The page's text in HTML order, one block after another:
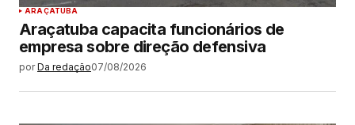
ARAÇATUBA
Araçatuba capacita funcionários de
empresa sobre direção defensiva
por Da redação07/08/2026